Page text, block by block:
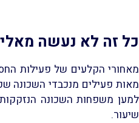
כל זה לא נעשה
מאחורי הקלעים של פעילות
מאות פעילים מנכבדי השכונה
למען משפחות השכונה
שיעור.